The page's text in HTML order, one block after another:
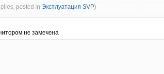
posted in Эксплуатация SVP)
не замечена